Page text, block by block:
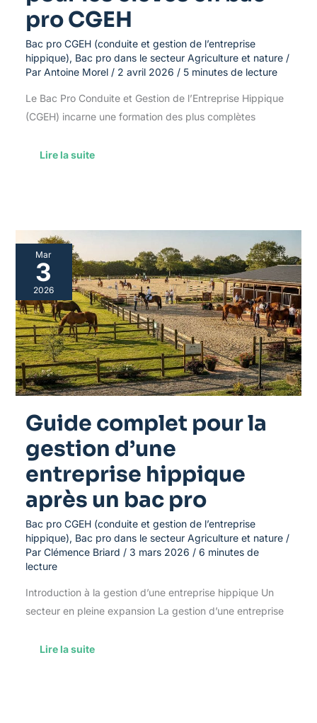
pro CGEH
Bac pro CGEH (conduite et gestion de l’entreprise
hippique), Bac pro dans le secteur Agriculture et nature/
Par Antoine Morel / 2 avril 2026 / 5 minutes de lecture
Le Bac Pro Conduite et Gestion de l’Entreprise Hippique
(CGEH) incarne une formation des plus complètes
Lire la suite
Mar
3
2026
Guide complet pour la
gestion d’une
entreprise hippique
après un bac pro
Bac pro CGEH (conduite et gestion de l’entreprise
hippique), Bac pro dans le secteur Agriculture et nature/
Par Clémence Briard / 3 mars 2026 / 6 minutes de
lecture
Introduction à la gestion d’une entreprise hippique Un
secteur en pleine expansion La gestion d’une entreprise
Guide
complet
pour
la
gestion
d’une
entreprise
hippique
après
un
bac
pro
Lire la suite